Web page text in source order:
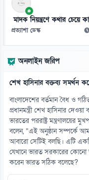
এআইয়ের প্রভাবে উন্নত দেশে
০৭ আগস্ট
০৭ আগস্ট
১৪
৪১ বছরের ইতিহাসে
০৭ আগস্ট
১৫
সৌদিতে ইরানপন্থিদের
০৭ আগস্ট
মাদক নিয়ন্ত্রণে কথার চেয়ে
প্রত্যাশা ডেস্ক
অনলাইন জরিপ
শেখ হাসিনার বক্তব্য সমর্থন
বাংলাদেশের বর্তমান বৈধ ও
প্রধানমন্ত্রী শেখ হাসিনার
ভারতের পররাষ্ট্র মন্ত্রণালয়ের
বলেন, “এই অনুষ্ঠান সম্পর্কে
আবারো সেটিই বলছি। এটি
যেখানে ভারত সরকারের কোনো
করেন ভারত সঠিক বলেছে?